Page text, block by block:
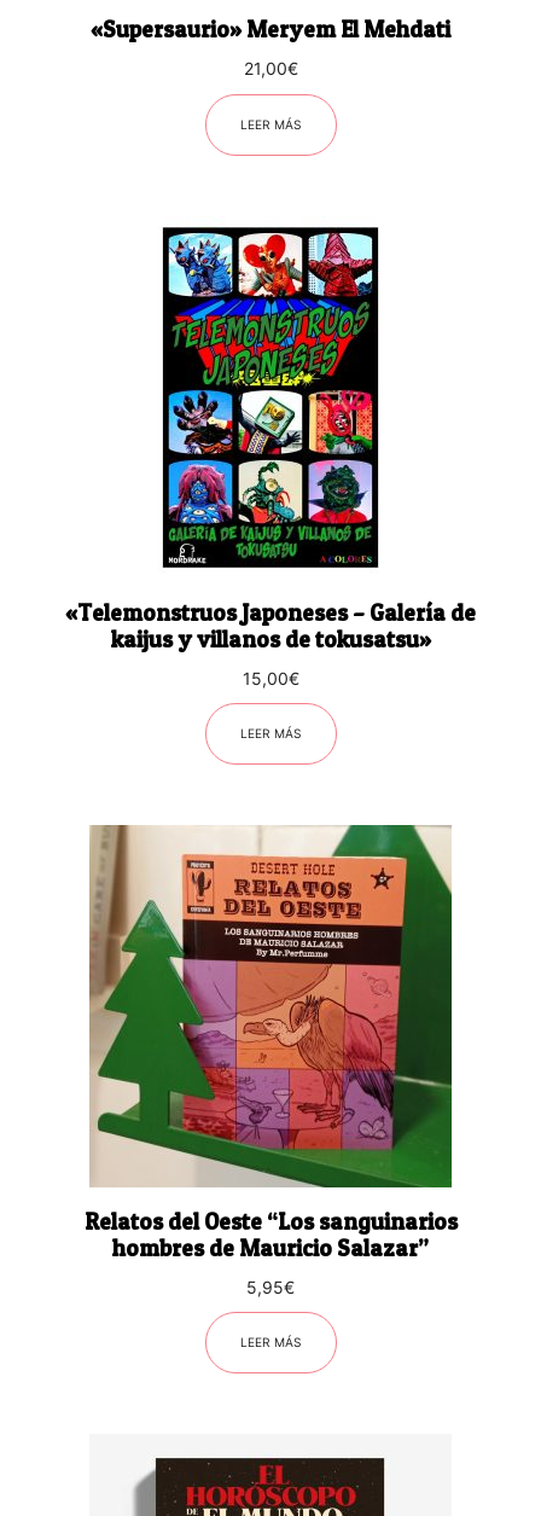
«Supersaurio» Meryem El Mehdati
21,00€
LEER MÁS
«Telemonstruos Japoneses – Galería de
kaijus y villanos de tokusatsu»
15,00€
LEER MÁS
Relatos del Oeste “Los sanguinarios
hombres de Mauricio Salazar”
5,95€
LEER MÁS